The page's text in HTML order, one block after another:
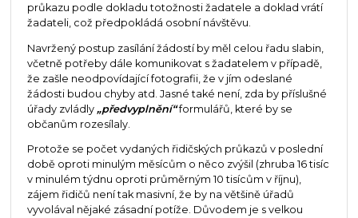
průkazu podle dokladu totožnosti žadatele a doklad vrátí
žadateli, což předpokládá osobní návštěvu.
Navržený postup zasílání žádostí by měl celou řadu slabin,
včetně potřeby dále komunikovat s žadatelem v případě,
že zašle neodpovídající fotografii, že v jím odeslané
žádosti budou chyby atd. Jasné také není, zda by příslušné
úřady zvládly „předvyplnění“formulářů, které by se
občanům rozesílaly.
Protože se počet vydaných řidičských průkazů v poslední
době oproti minulým měsícům o něco zvýšil (zhruba 16 tisíc
v minulém týdnu oproti průměrným 10 tisícům v říjnu),
zájem řidičů není tak masivní, že by na většině úřadů
vyvolával nějaké zásadní potíže. Důvodem je s velkou